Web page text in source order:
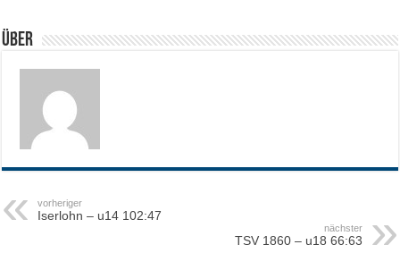
Über
vorheriger
Iserlohn – u14 102:47
nächster
TSV 1860 – u18 66:63